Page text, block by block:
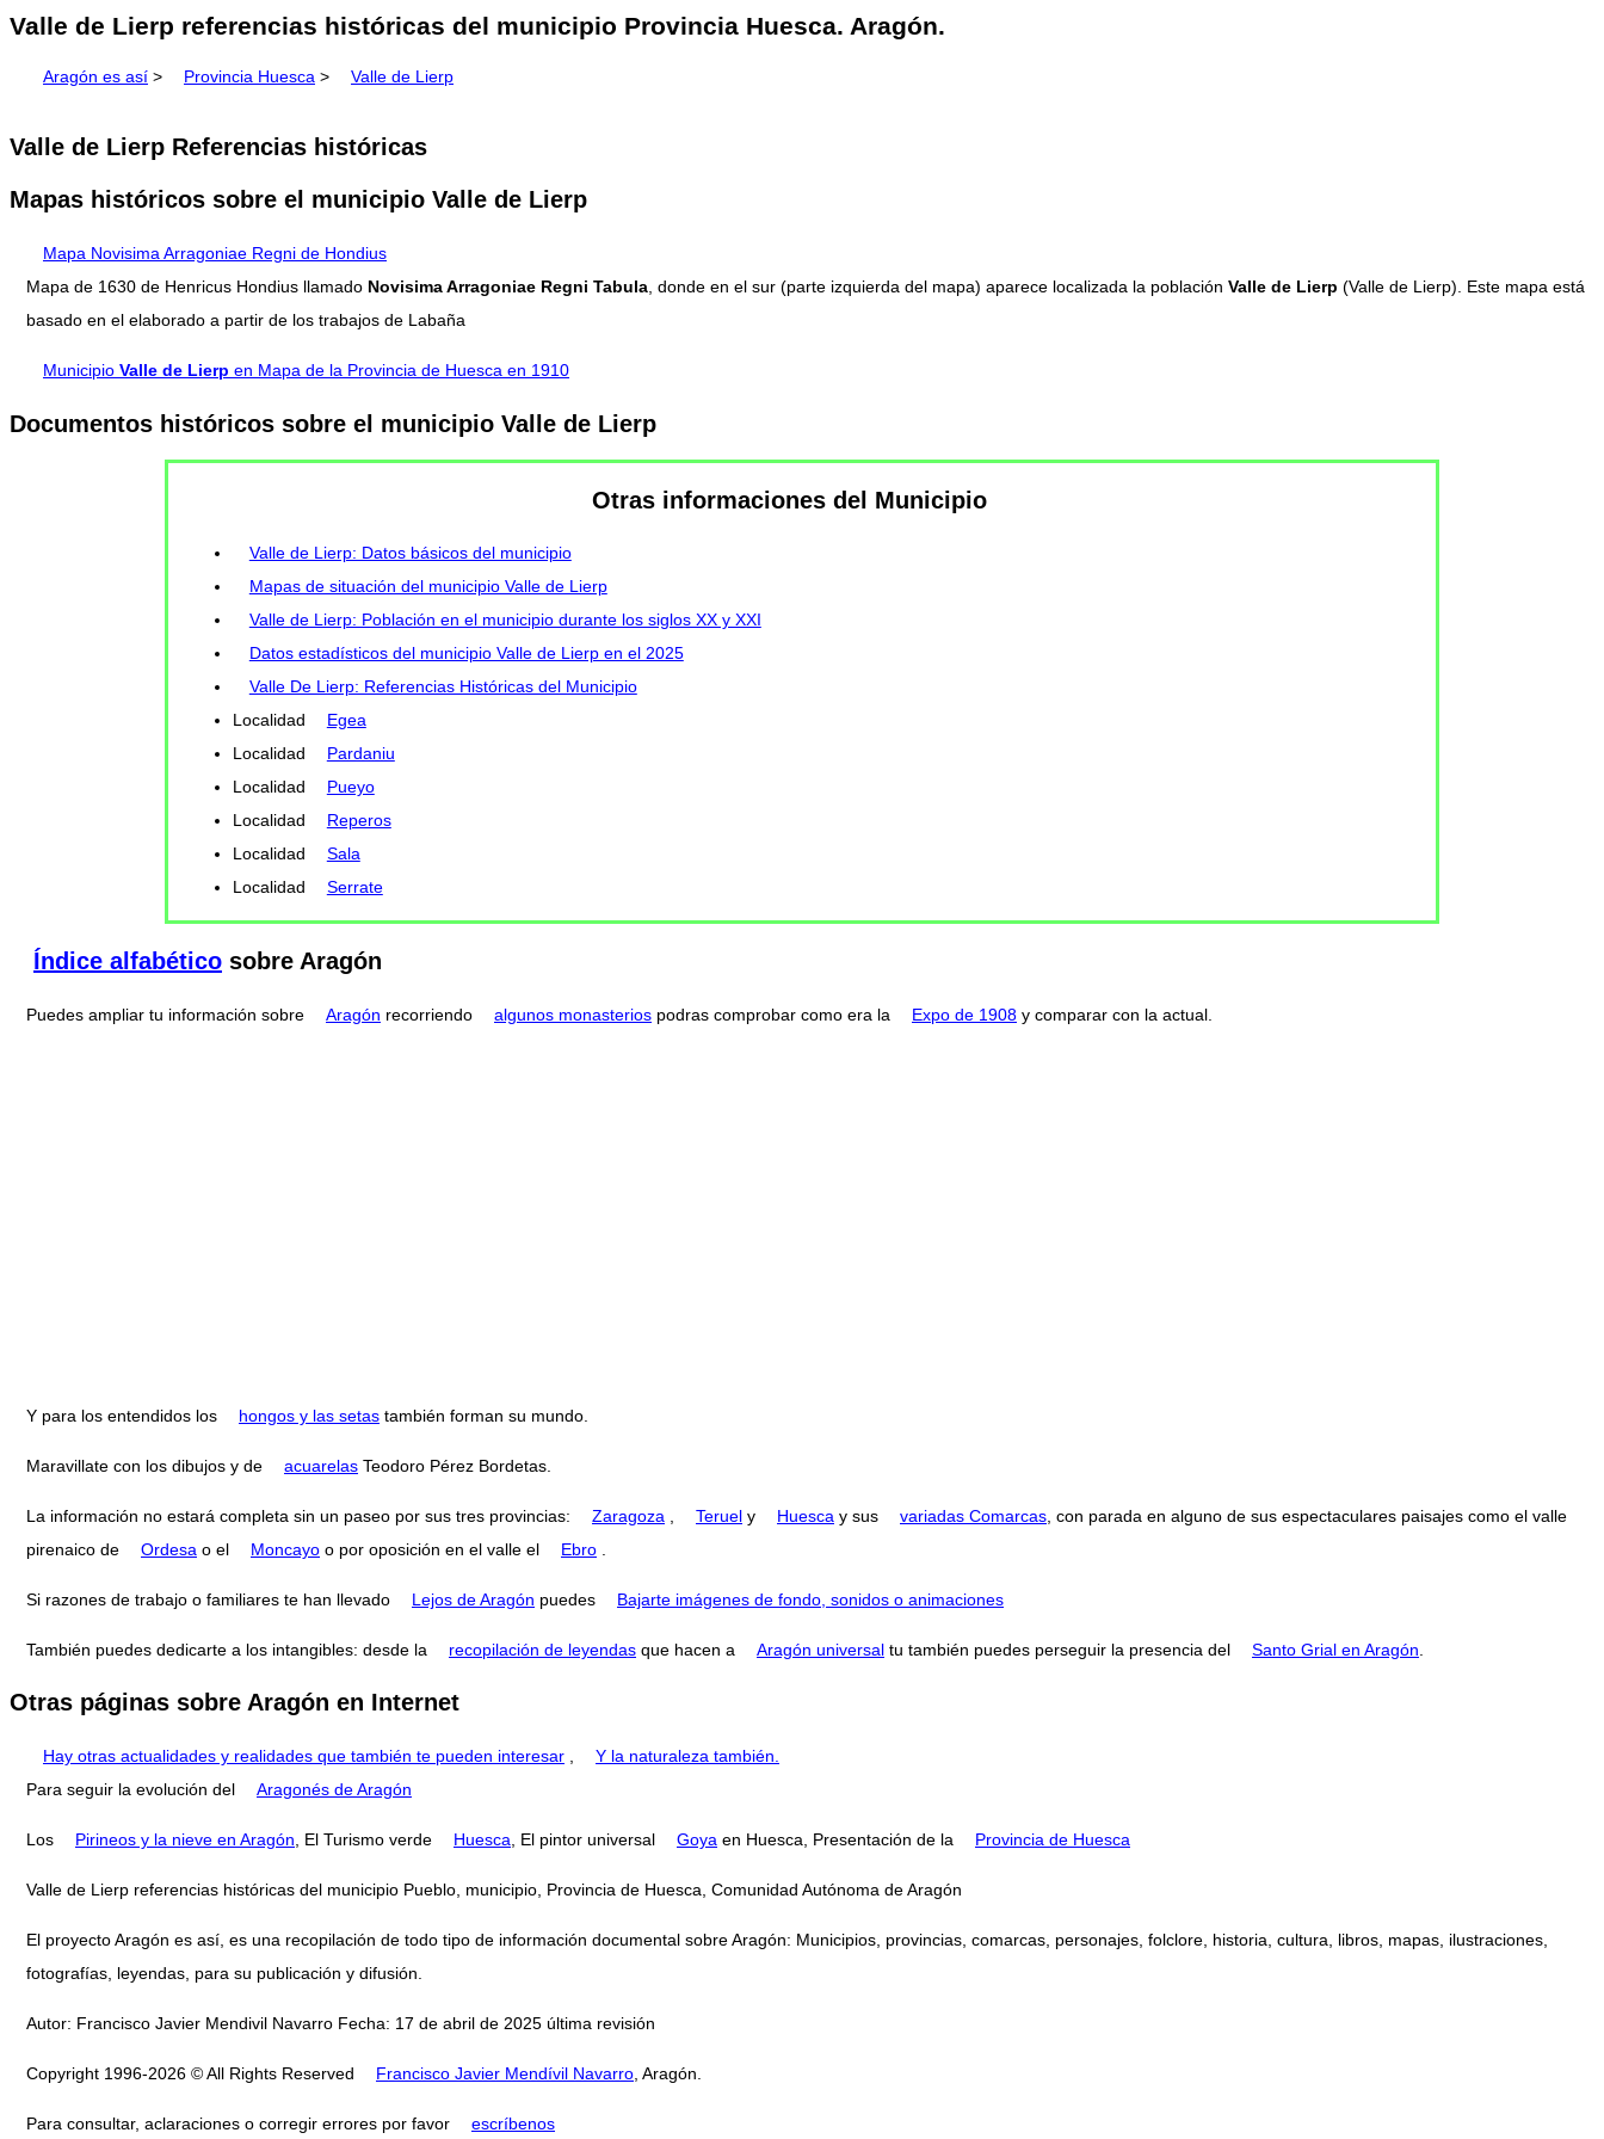
Valle de Lierp referencias históricas del municipio Provincia Huesca. Aragón.
Aragón es así > Provincia Huesca > Valle de Lierp
Valle de Lierp Referencias históricas
Mapas históricos sobre el municipio Valle de Lierp
Mapa Novisima Arragoniae Regni de Hondius
Mapa de 1630 de Henricus Hondius llamado Novisima Arragoniae Regni Tabula , donde en el sur (parte izquierda del mapa) aparece localizada la población Valle de Lierp (Valle de Lierp). Este mapa está
basado en el elaborado a partir de los trabajos de Labaña
Municipio Valle de Lierp en Mapa de la Provincia de Huesca en 1910
Documentos históricos sobre el municipio Valle de Lierp
Otras informaciones del Municipio
Valle de Lierp: Datos básicos del municipio
Mapas de situación del municipio Valle de Lierp
Valle de Lierp: Población en el municipio durante los siglos XX y XXI
Datos estadísticos del municipio Valle de Lierp en el 2025
Valle De Lierp: Referencias Históricas del Municipio
Localidad
Egea
Localidad
Pardaniu
Localidad
Pueyo
Localidad
Reperos
Localidad
Sala
Localidad
Serrate
Índice alfabético sobre Aragón
Puedes ampliar tu información sobre Aragón recorriendo algunos monasterios podras comprobar como era la Expo de 1908 y comparar con la actual.
Y para los entendidos los hongos y las setas también forman su mundo.
Maravillate con los dibujos y de acuarelas Teodoro Pérez Bordetas.
La información no estará completa sin un paseo por sus tres provincias: Zaragoza Teruel y Huesca y sus variadas Comarcas , con parada en alguno de sus espectaculares paisajes como el valle
pirenaico de
Ordesa o el Moncayo o por oposición en el valle el Ebro
Si razones de trabajo o familiares te han llevado Lejos de Aragón puedes Bajarte imágenes de fondo, sonidos o animaciones
También puedes dedicarte a los intangibles: desde la recopilación de leyendas que hacen a Aragón universal tu también puedes perseguir la presencia del Santo Grial en Aragón
Otras páginas sobre Aragón en Internet
Hay otras actualidades y realidades que también te pueden interesar
Y la naturaleza también.
Para seguir la evolución del
Aragonés de Aragón
Los Pirineos y la nieve en Aragón , El Turismo verde Huesca , El pintor universal Goya en Huesca, Presentación de la Provincia de Huesca
Valle de Lierp referencias históricas del municipio Pueblo, municipio, Provincia de Huesca, Comunidad Autónoma de Aragón
El proyecto Aragón es así, es una recopilación de todo tipo de información documental sobre Aragón: Municipios, provincias, comarcas, personajes, folclore, historia, cultura, libros, mapas, ilustraciones,
fotografías, leyendas, para su publicación y difusión.
Autor: Francisco Javier Mendivil Navarro Fecha: 17 de abril de 2025 última revisión
Copyright 1996-2026 © All Rights Reserved Francisco Javier Mendívil Navarro , Aragón.
Para consultar, aclaraciones o corregir errores por favor escríbenos